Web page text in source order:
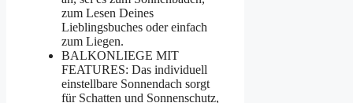
zum Lesen Deines
Lieblingsbuches oder einfach
zum Liegen.
BALKONLIEGE MIT
FEATURES: Das individuell
einstellbare Sonnendach sorgt
für Schatten und Sonnenschutz,